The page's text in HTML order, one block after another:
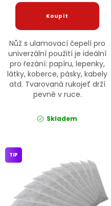
Nůž s ulamovací čepelí pro
univerzální použití je ideální
pro řezání: papíru, lepenky,
látky, koberce, pásky, kabely
atd. Tvarovaná rukojeť drží
pevně v ruce.
Skladem
TIP